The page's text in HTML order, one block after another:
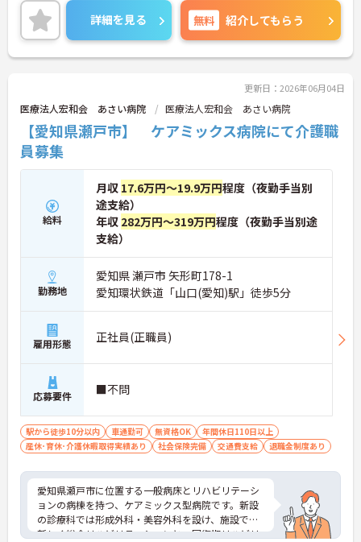
末年始、夏休みもありリフレッシュしながら働けま
す。最寄駅徒歩圏内の好立地も魅力です。ご興味の
ある方には、面接対策ポイントなど、さらに詳細を
お話ししますのでお気軽にご相談ください！
詳細を見る 無料 紹介してもらう
更新日：2026年06月04日
医療法人宏和会 あさい病院 医療法人宏和会 あさい病院
【愛知県瀬戸市】 ケアミックス病院にて介護職
員募集
給料
月収 17.6万円～19.9万円程度（夜勤手当別
途支給）
年収 282万円～319万円程度（夜勤手当別途
支給）
勤務地
愛知県 瀬戸市 矢形町178-1
愛知環状鉄道「山口(愛知)駅」徒歩5分
雇用形態 正社員(正職員)
応募要件 ■不問
駅から徒歩10分以内 車通勤可 無資格OK
年間休日110日以上
産休･育休･介護休暇取得実績あり
社会保険完備 交通費支給 退職金制度あり
愛知県瀬戸市に位置する一般病床とリハビリテーシ
ョンの病棟を持つ、ケアミックス型病院です。新設
の診療科では形成外科・美容外科を設け、施設では
新しく総合リハビリテーションと、回復期リハビリ